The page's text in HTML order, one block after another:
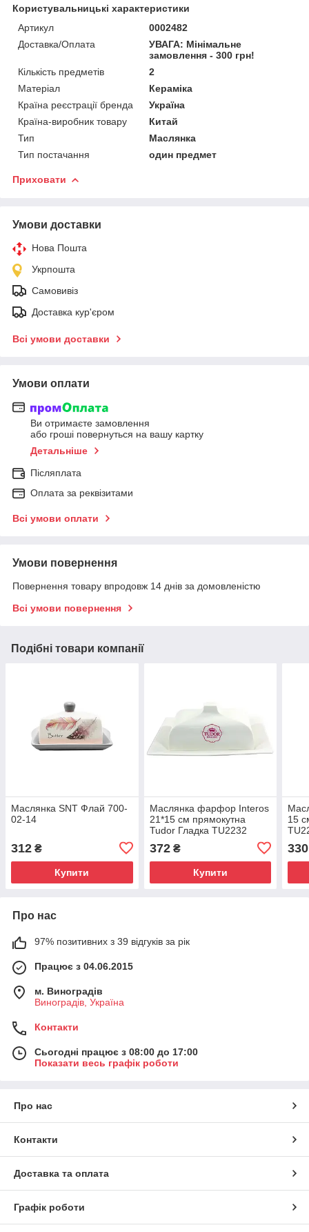
Користувальницькі характеристики
Артикул
0002482
Доставка/Оплата
УВАГА: Мінімальне
замовлення - 300 грн!
Кількість предметів
2
Матеріал
Кераміка
Країна реєстрації бренда
Україна
Країна-виробник товару
Китай
Тип
Маслянка
Тип постачання
один предмет
Приховати
Умови доставки
Нова Пошта
Укрпошта
Самовивіз
Доставка кур'єром
Всі умови доставки
Умови оплати
Ви отримаєте замовлення
або гроші повернуться на вашу картку
Детальніше
Післяплата
Оплата за реквізитами
Всі умови оплати
Умови повернення
Повернення товару впродовж 14 днів за домовленістю
Всі умови повернення
Подібні товари компанії
Маслянка SNT Флай 700-
02-14
312 ₴
Купити
Маслянка фарфор Interos
21*15 см прямокутна
Tudor Гладка TU2232
372₴
Купити
15
330
Про нас
97% позитивних з 39 відгуків за рік
Працює з 04.06.2015
м. Виноградів
Виноградів, Україна
Контакти
Сьогодні працює з 08:00 до 17:00
Показати весь графік роботи
Про нас
Контакти
Доставка та оплата
Графік роботи